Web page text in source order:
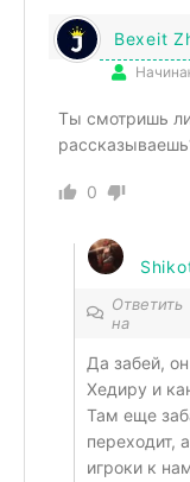
Bexeit
Ты смотришь
0
Ответить
на
Да забей,
Хедиру и
Там еще
переходит,
игроки к